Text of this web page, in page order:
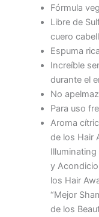
Fórmula
Libre de
cuero
Espuma
Increíble
durante el
No
Para uso
Aroma
de los Hair
y
los Hair
“Mejor
de los